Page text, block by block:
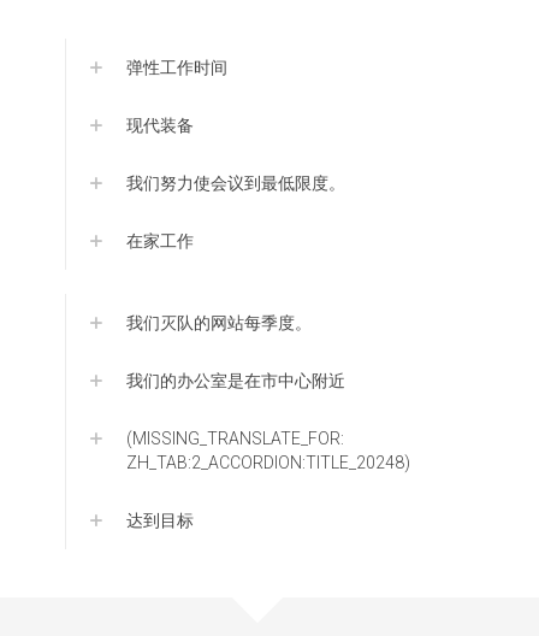
弹性工作时间
现代装备
我们努力使会议到最低限度。
在家工作
我们灭队的网站每季度。
我们的办公室是在市中心附近
(MISSING_TRANSLATE_FOR:
ZH_TAB:2_ACCORDION:TITLE_20248)
达到目标